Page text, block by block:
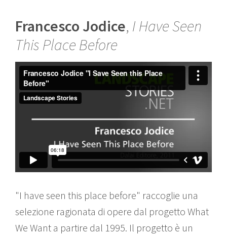
Francesco Jodice, I Have Seen
This Place Before
"I have seen this place before" raccoglie una
selezione ragionata di opere dal progetto What
We Want a partire dal 1995. Il progetto è un